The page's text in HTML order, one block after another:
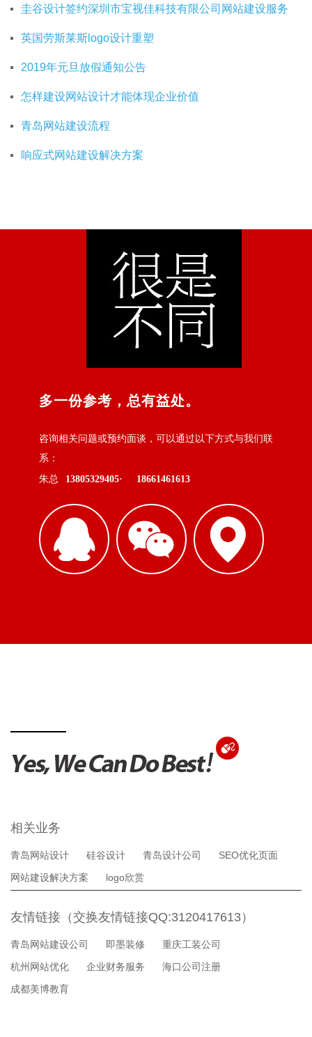
圭谷设计签约深圳市宝视佳科技有限公司网站建设服务
英国劳斯莱斯logo设计重塑
2019年元旦放假通知公告
怎样建设网站设计才能体现企业价值
青岛网站建设流程
响应式网站建设解决方案
多一份参考，总有益处。
咨询相关问题或预约面谈，可以通过以下方式与我们联
系：
朱总
13805329405· 18661461613
相关业务
青岛网站设计 硅谷设计 青岛设计公司
SEO优化页面
网站建设解决方案
logo欣赏
友情链接（交换友情链接QQ:3120417613）
青岛网站建设公司 即墨装修
重庆工装公司
杭州网站优化
企业财务服务
海口公司注册
成都美博教育